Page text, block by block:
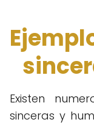
Existen
sinceras y